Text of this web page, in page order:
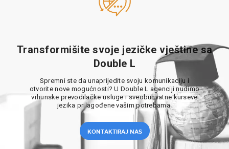
Transformišite svoje jezičke vještine sa
Double L
Spremni ste da unaprijedite svoju komunikaciju i
otvorite nove mogućnosti? U Double L agenciji nudimo
vrhunske prevodilačke usluge i sveobuhvatne kurseve
jezika prilagođene vašim potrebama.
KONTAKTIRAJ NAS